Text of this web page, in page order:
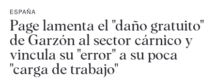
ESPAÑA
Page lamenta el "daño gratuito"
de Garzón al sector cárnico y
vincula su "error" a su poca
"carga de trabajo"